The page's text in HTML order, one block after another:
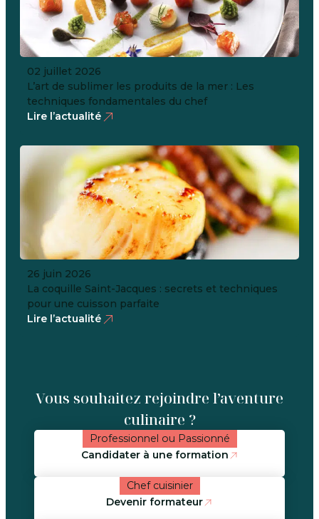
02 juillet 2026
L’art de sublimer les produits de la mer : Les
techniques fondamentales du chef
Lire l’actualité
26 juin 2026
La coquille Saint-Jacques : secrets et techniques
pour une cuisson parfaite
Lire l’actualité
Vous souhaitez rejoindre l’aventure
culinaire ?
Professionnel ou Passionné
Candidater à une formation
Chef cuisinier
Devenir formateur